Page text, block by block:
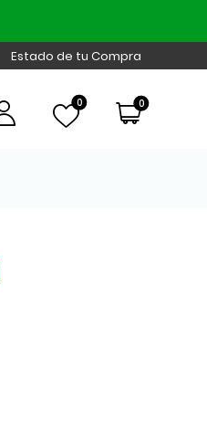
Estado de tu Compra
0 0